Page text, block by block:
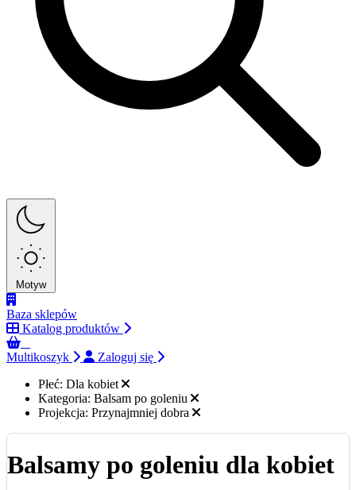
Motyw
Baza sklepów
Katalog produktów
Multikoszyk
Zaloguj się
Płeć: Dla kobiet
Kategoria: Balsam po goleniu
Projekcja: Przynajmniej dobra
Balsamy po goleniu dla kobiet